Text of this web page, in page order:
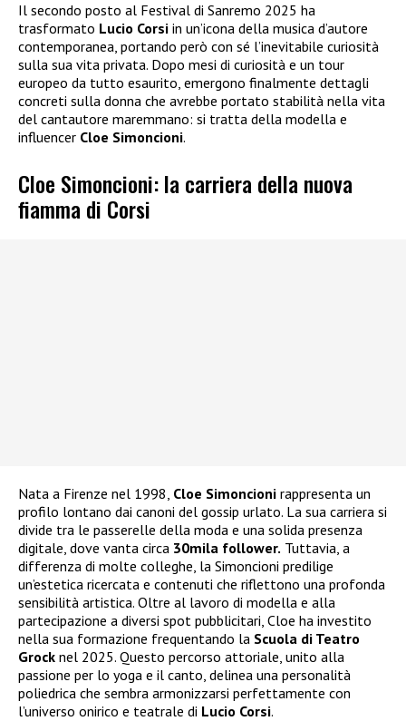
Il secondo posto al Festival di Sanremo 2025 ha
trasformato Lucio Corsi in un’icona della musica d’autore
contemporanea, portando però con sé l’inevitabile curiosità
sulla sua vita privata. Dopo mesi di curiosità e un tour
europeo da tutto esaurito, emergono finalmente dettagli
concreti sulla donna che avrebbe portato stabilità nella vita
del cantautore maremmano: si tratta della modella e
influencer Cloe Simoncioni.
Cloe Simoncioni: la carriera della nuova
fiamma di Corsi
Nata a Firenze nel 1998, Cloe Simoncioni rappresenta un
profilo lontano dai canoni del gossip urlato. La sua carriera si
divide tra le passerelle della moda e una solida presenza
digitale, dove vanta circa 30mila follower. Tuttavia, a
differenza di molte colleghe, la Simoncioni predilige
un’estetica ricercata e contenuti che riflettono una profonda
sensibilità artistica. Oltre al lavoro di modella e alla
partecipazione a diversi spot pubblicitari, Cloe ha investito
nella sua formazione frequentando la Scuola di Teatro
Grock nel 2025. Questo percorso attoriale, unito alla
passione per lo yoga e il canto, delinea una personalità
poliedrica che sembra armonizzarsi perfettamente con
l’universo onirico e teatrale di Lucio Corsi.